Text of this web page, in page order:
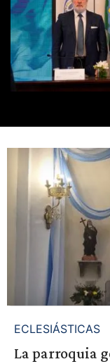
ECLESIÁSTICAS
La parroquia